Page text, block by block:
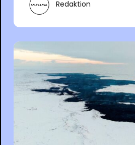
Redaktion